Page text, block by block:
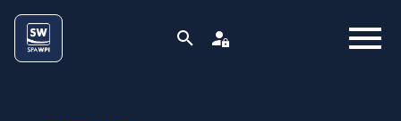
RECHERCHEESPACE PRO
MENU